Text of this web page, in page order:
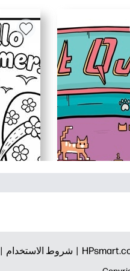
شروط الاستخدام |